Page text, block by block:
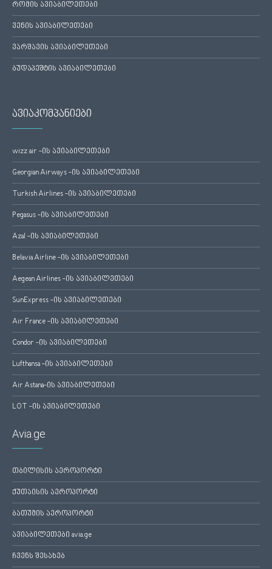
რომის ავიაბილეთები
ვენის ავიაბილეთები
ვარშავის ავიაბილეთები
ბუდაპეშტის ავიაბილეთები
ავიაკომპანიები
wizz air -ის ავიაბილეთები
Georgian Airways -ის ავიაბილეთები
Turkish Airlines -ის ავიაბილეთები
Pegasus -ის ავიაბილეთები
Azal -ის ავიაბილეთები
Belavia Airline -ის ავიაბილეთები
Aegean Airlines -ის ავიაბილეთები
SunExpress -ის ავიაბილეთები
Air France -ის ავიაბილეთები
Condor -ის ავიაბილეთები
Lufthansa -ის ავიაბილეთები
Air Astana-ის ავიაბილეთები
LOT -ის ავიაბილეთები
Avia.ge
თბილისის აეროპორტი
ქუთაისის აეროპორტი
ბათუმის აეროპორტი
ავიაბილეთები avia.ge
ჩვენს შესახებ